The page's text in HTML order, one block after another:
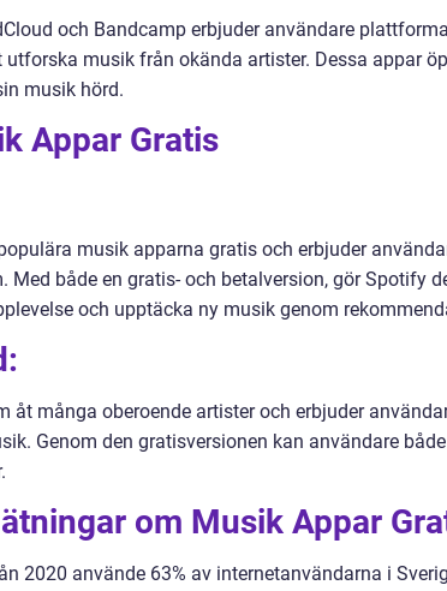
och Bandcamp erbjuder användare
musik från okända artister. Dessa appar
musik hörd.
Appar Gratis
musik apparna gratis och erbjuder
Med både en gratis- och betalversion, gör Spotify
och upptäcka ny musik genom
åt många oberoende artister och erbjuder
Genom den gratisversionen kan användare
om Musik Appar
2020 använde 63% av internetanvändarna i